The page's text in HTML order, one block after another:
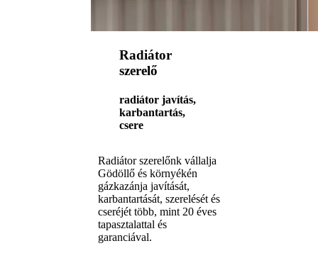
Radiátor
szerelő
radiátor javítás,
karbantartás,
csere
Radiátor szerelőnk vállalja
Gödöllő és környékén
gázkazánja javítását,
karbantartását, szerelését és
cseréjét több, mint 20 éves
tapasztalattal és
garanciával.